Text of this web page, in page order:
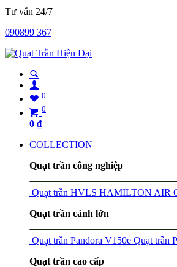
Tư vấn 24/7
090899 367
0
0
0 ₫
COLLECTION
Quạt trần công nghiệp
Quạt trần HVLS HAMILTON AIR
Quạt trần cánh lớn
Quạt trần Pandora V150e Quạt trần
Quạt trần cao cấp